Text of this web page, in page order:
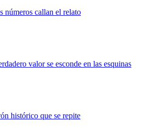
números callan el relato
valor se esconde en las esquinas
histórico que se repite